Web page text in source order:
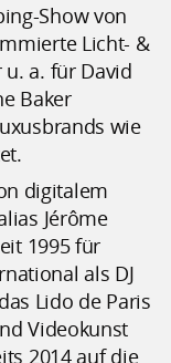
Show von
Licht- &
a. für David
Baker
wie
digitalem
Jérôme
1995 für
als DJ
Lido de Paris
Videokunst
2014 auf die